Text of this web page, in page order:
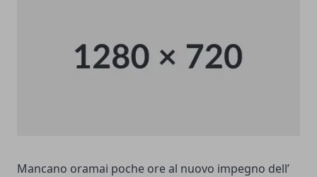
Mancano oramai poche ore al nuovo impegno dell’